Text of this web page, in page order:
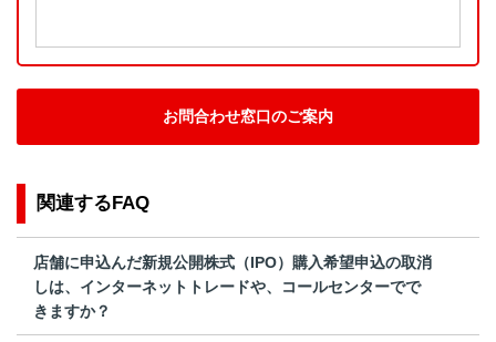
お問合わせ窓口のご案内
関連するFAQ
店舗に申込んだ新規公開株式（IPO）購入希望申込の取消
しは、インターネットトレードや、コールセンターでで
きますか？